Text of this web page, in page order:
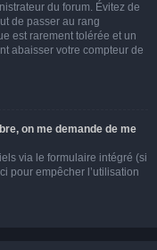
du forum. Évitez de
de passer au rang
est rarement tolérée et un
abaisser votre compteur de
on me demande de me
via le formulaire intégré (si
pour empêcher l’utilisation